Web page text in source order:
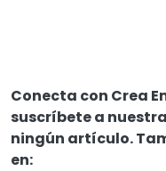
Conecta con Crea
suscríbete a nuestra
ningún artículo.
en: